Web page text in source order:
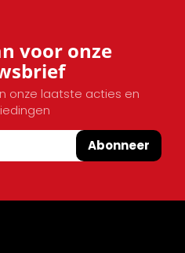
voor onze
onze laatste acties en
Abonneer